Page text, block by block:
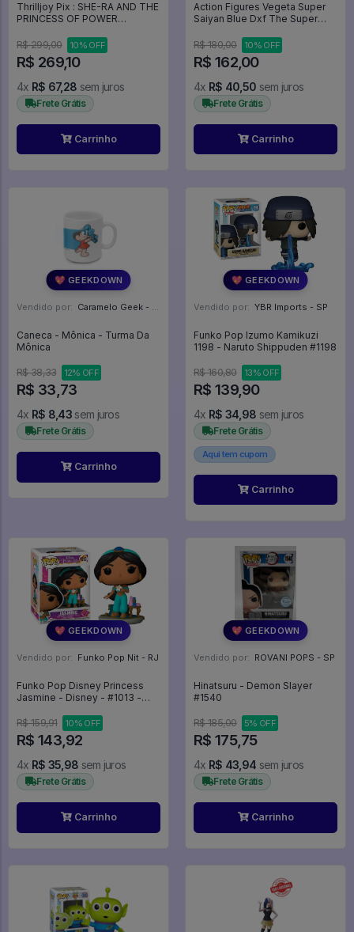
Thrilljoy Pix : SHE-RA AND THE
PRINCESS OF POWER
Masters Of The Universe
R$ 299,00 10% OFF
R$ 269,10
4x R$ 67,28 sem juros
Frete Grátis
Carrinho
Action Figures Vegeta Super
Saiyan Blue Dxf The Super
R$ 180,00
10% OFF
R$ 162,00
4x R$ 40,50 sem juros
Frete Grátis
Carrinho
💖 GEEKDOWN
Vendido por: Caramelo Geek - DF
Caneca - Mônica - Turma Da
Mônica
R$ 38,33 12% OFF
R$ 33,73
4x R$ 8,43 sem juros
Frete Grátis
Carrinho
💖 GEEKDOWN
Vendido por: YBR Imports - SP
Funko Pop Izumo Kamikuzi
1198 - Naruto Shippuden #1198
R$ 160,80 13% OFF
R$ 139,90
4x R$ 34,98 sem juros
Frete Grátis
Aqui tem cupom
Carrinho
💖 GEEKDOWN
Vendido por: Funko Pop Nit - RJ
Funko Pop Disney Princess
Jasmine - Disney - #1013 -
R$ 159,91
10% OFF
R$ 143,92
4x R$ 35,98 sem juros
Frete Grátis
Carrinho
💖 GEEKDOWN
Vendido por: ROVANI POPS - SP
Hinatsuru - Demon Slayer
#1540
R$ 185,00 5% OFF
R$ 175,75
4x R$ 43,94 sem juros
Frete Grátis
Carrinho